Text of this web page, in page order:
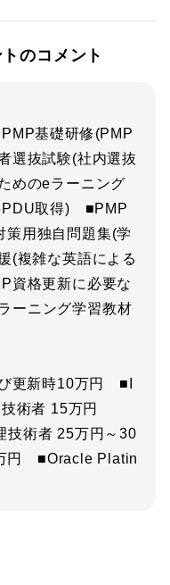
のコメント
基礎研修(PMP
選抜試験(社内選抜
めのeラーニング
取得) ■PMP
用独自問題集(学
(複雑な英語による
資格更新に必要な
ーニング学習教材
更新時10万円 ■I
術者 15万円
技術者 25万円～30
円 ■Oracle Platin